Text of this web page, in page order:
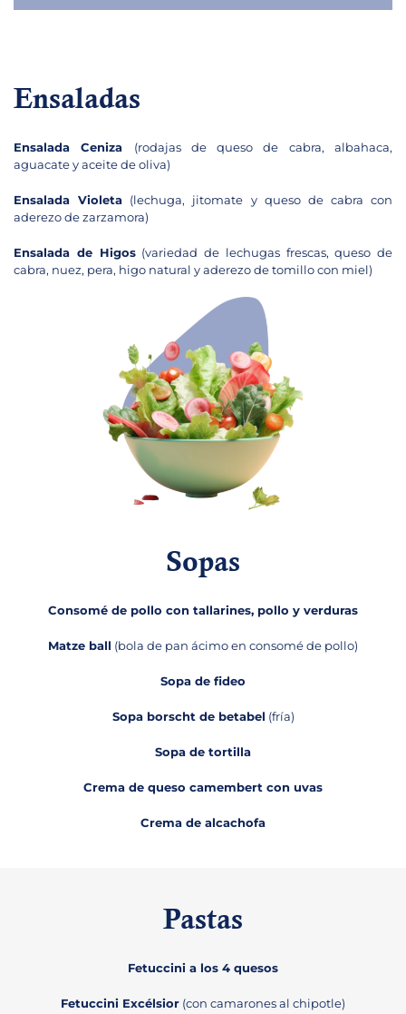
Ensaladas
Ensalada Ceniza (rodajas de queso de cabra, albahaca,
aguacate y aceite de oliva)
Ensalada Violeta (lechuga, jitomate y queso de cabra con
aderezo de zarzamora)
Ensalada de Higos(variedad de lechugas frescas, queso de
cabra, nuez, pera, higo natural y aderezo de tomillo con miel)
Sopas
Consomé de pollo con tallarines, pollo y verduras
Matze ball (bola de pan ácimo en consomé de pollo)
Sopa de fideo
Sopa borscht de betabel (fría)
Sopa de tortilla
Crema de queso camembert con uvas
Crema de alcachofa
Pastas
Fetuccini a los 4 quesos
Fetuccini Excélsior (con camarones al chipotle)